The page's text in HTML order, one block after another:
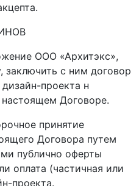
ООО «Архитэкс»,
заключить с ним договор
проекта н
Договоре.
принятие
Договора путем
публично оферты
оплата (частичная или
проекта.